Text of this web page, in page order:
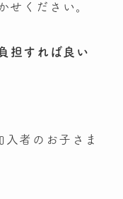
せください。
担すれば良い
者のお子さま